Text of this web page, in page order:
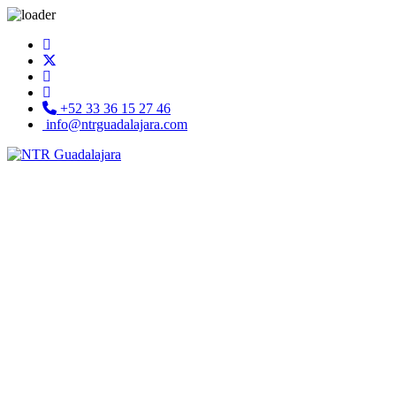
+52 33 36 15 27 46
info@ntrguadalajara.com